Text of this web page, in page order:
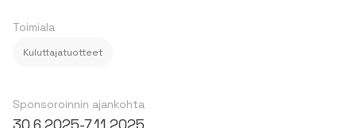
Toimiala
Kuluttajatuotteet
Sponsoroinnin ajankohta